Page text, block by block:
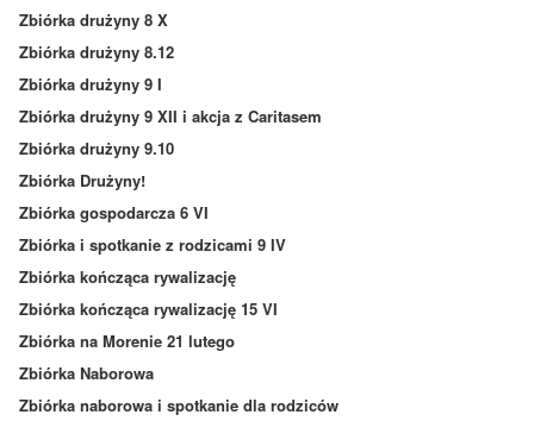
Zbiórka drużyny 8 X
Zbiórka drużyny 8.12
Zbiórka drużyny 9 I
Zbiórka drużyny 9 XII i akcja z Caritasem
Zbiórka drużyny 9.10
Zbiórka Drużyny!
Zbiórka gospodarcza 6 VI
Zbiórka i spotkanie z rodzicami 9 IV
Zbiórka kończąca rywalizację
Zbiórka kończąca rywalizację 15 VI
Zbiórka na Morenie 21 lutego
Zbiórka Naborowa
Zbiórka naborowa i spotkanie dla rodziców